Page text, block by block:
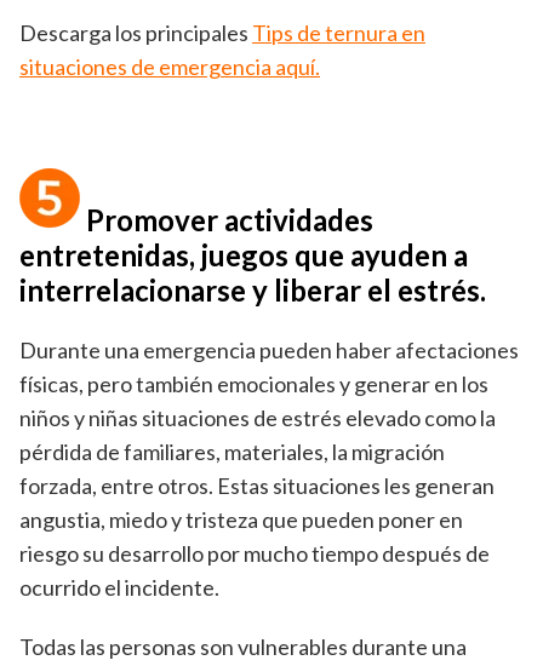
Descarga los principales Tips de ternura en
situaciones de emergencia aquí.
Promover actividades
entretenidas, juegos que ayuden a
interrelacionarse y liberar el estrés.
Durante una emergencia pueden haber afectaciones
físicas, pero también emocionales y generar en los
niños y niñas situaciones de estrés elevado como la
pérdida de familiares, materiales, la migración
forzada, entre otros. Estas situaciones les generan
angustia, miedo y tristeza que pueden poner en
riesgo su desarrollo por mucho tiempo después de
ocurrido el incidente.
Todas las personas son vulnerables durante una